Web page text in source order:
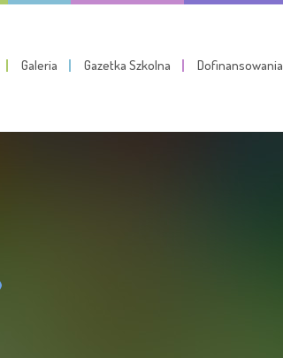
Galeria Gazetka Szkolna Dofinansowania